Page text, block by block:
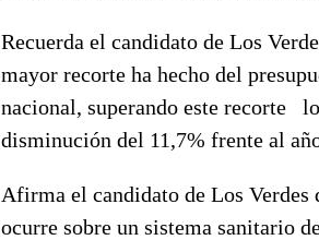
Recuerda el candidato de Los
mayor recorte ha hecho del
nacional, superando este recorte
disminución del 11,7% frente al
Afirma el candidato de Los Verdes
ocurre sobre un sistema sanitario